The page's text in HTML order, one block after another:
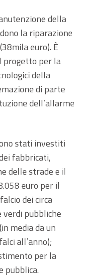
della
la riparazione
euro). È
progetto per la
della
di parte
dell’allarme
stati investiti
fabbricati,
delle strade e il
euro per il
dei circa
verdi pubbliche
media da un
all’anno);
per la
pubblica.